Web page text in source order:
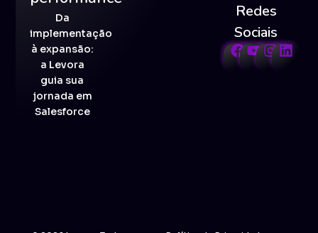
Da
implementação
à expansão:
a Levora
guia sua
jornada em
Salesforce
Redes
Sociais